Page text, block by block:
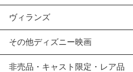
ヴィランズ
その他ディズニー映画
非売品・キャスト限定・レア品